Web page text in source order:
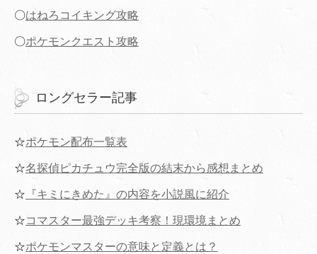
〇はねろコイキング攻略
〇ポケモンクエスト攻略
ロングセラー記事
☆ポケモン配布一覧表
☆名探偵ピカチュウ完全版の結末から感想まとめ
☆ 『キミにきめた』の内容を小説風に紹介
☆コマスター最強デッキ考察！現環境まとめ
☆ポケモンマスターの意味と定義とは？